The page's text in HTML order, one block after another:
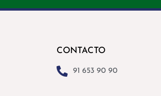
CONTACTO
91 653 90 90